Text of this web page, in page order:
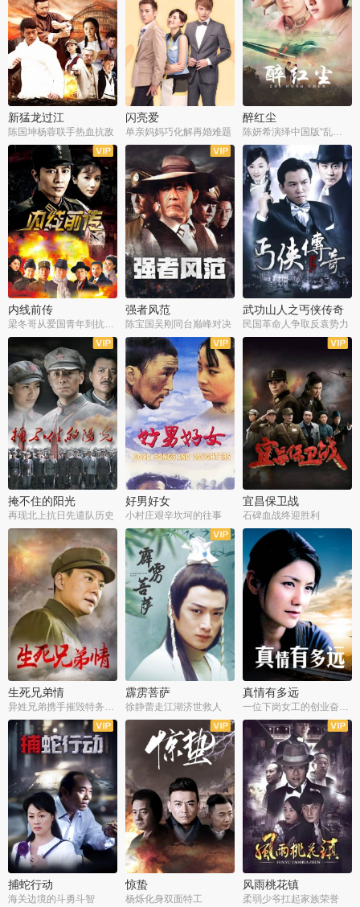
新猛龙过江
陈国坤杨蓉联手热血抗敌
闪亮爱
单亲妈妈巧化解再婚难题
醉红尘
陈妍希演绎中国版“乱世佳人”
全30集
内线前传
全30集
强者风范
陈宝国吴刚同台巅峰对决
全30集
武功山人之丐侠传奇
民国革命人争取反袁势力
全38集
掩不住的阳光
再现北上抗日先遣队历史
全9集
好男好女
小村庄艰辛坎坷的往事
全35集
宜昌保卫战
石碑血战终迎胜利
全37集
生死兄弟情
异姓兄弟携手摧毁特务阴谋
全40集
霹雳菩萨
徐静蕾走江湖济世救人
全25集
真情有多远
一位下岗女工的创业奋斗史
全22集
捕蛇行动
海关边境的斗勇斗智
全39集
惊蛰
杨烁化身双面特工
全36集
风雨桃花镇
柔弱少爷扛起家族荣誉